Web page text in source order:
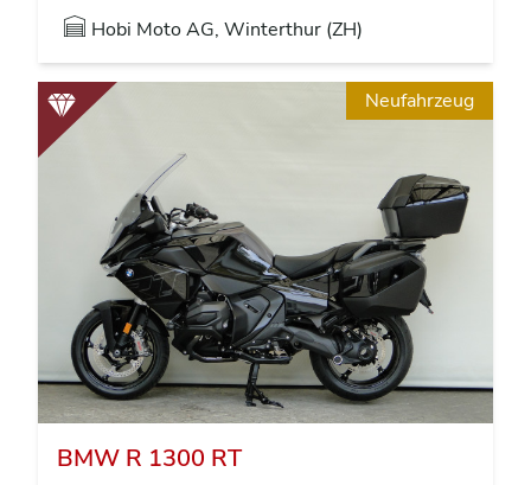
Hobi Moto AG, Winterthur (ZH)
Neufahrzeug
BMW R 1300 RT